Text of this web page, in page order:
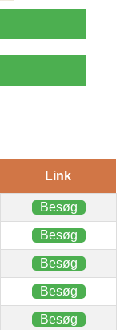
Link
Besøg
Besøg
Besøg
Besøg
Besøg